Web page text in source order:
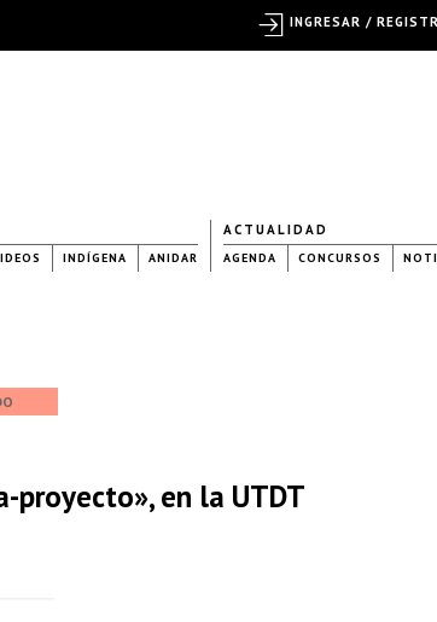
INDÍGENA ANIDAR
ACTUALIDAD
AGENDA CONCURSOS
proyecto», en la UTDT
INGRESAR /